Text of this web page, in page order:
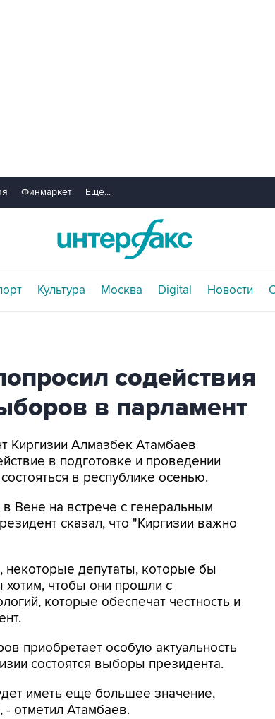
Финмаркет Еще...
Культура Москва Digital Новости
содействия
в парламент
Киргизии Алмазбек Атамбаев
в подготовке и проведении
в республике осенью.
Вене на встрече с генеральным
сказал, что "Киргизии важно
некоторые депутаты, которые бы
чтобы они прошли с
которые обеспечат честность и
приобретает особую актуальность
состоятся выборы президента.
иметь еще большее значение,
отметил Атамбаев.